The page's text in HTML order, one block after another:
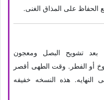
على المذاق الغنی.
بعد تشویح البصل ومعجون
أو الفطر. وقت الطهی أقصر
فی النهایه. هذه النسخه خفیفه